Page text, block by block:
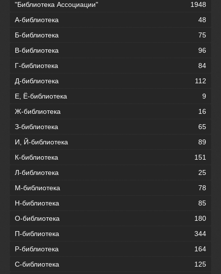
"Библиотека Ассоциации"
1948
А-библиотека
48
Б-библиотека
75
В-библиотека
96
Г-библиотека
84
Д-библиотека
112
Е, Ё-библиотека
9
Ж-библиотека
16
З-библиотека
65
И, Й-библиотека
89
К-библиотека
151
Л-библиотека
25
М-библиотека
78
Н-библиотека
85
О-библиотека
180
П-библиотека
344
Р-библиотека
164
С-библиотека
125